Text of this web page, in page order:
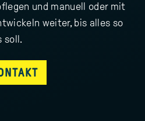
und manuell oder mit
weiter, bis alles so
soll.